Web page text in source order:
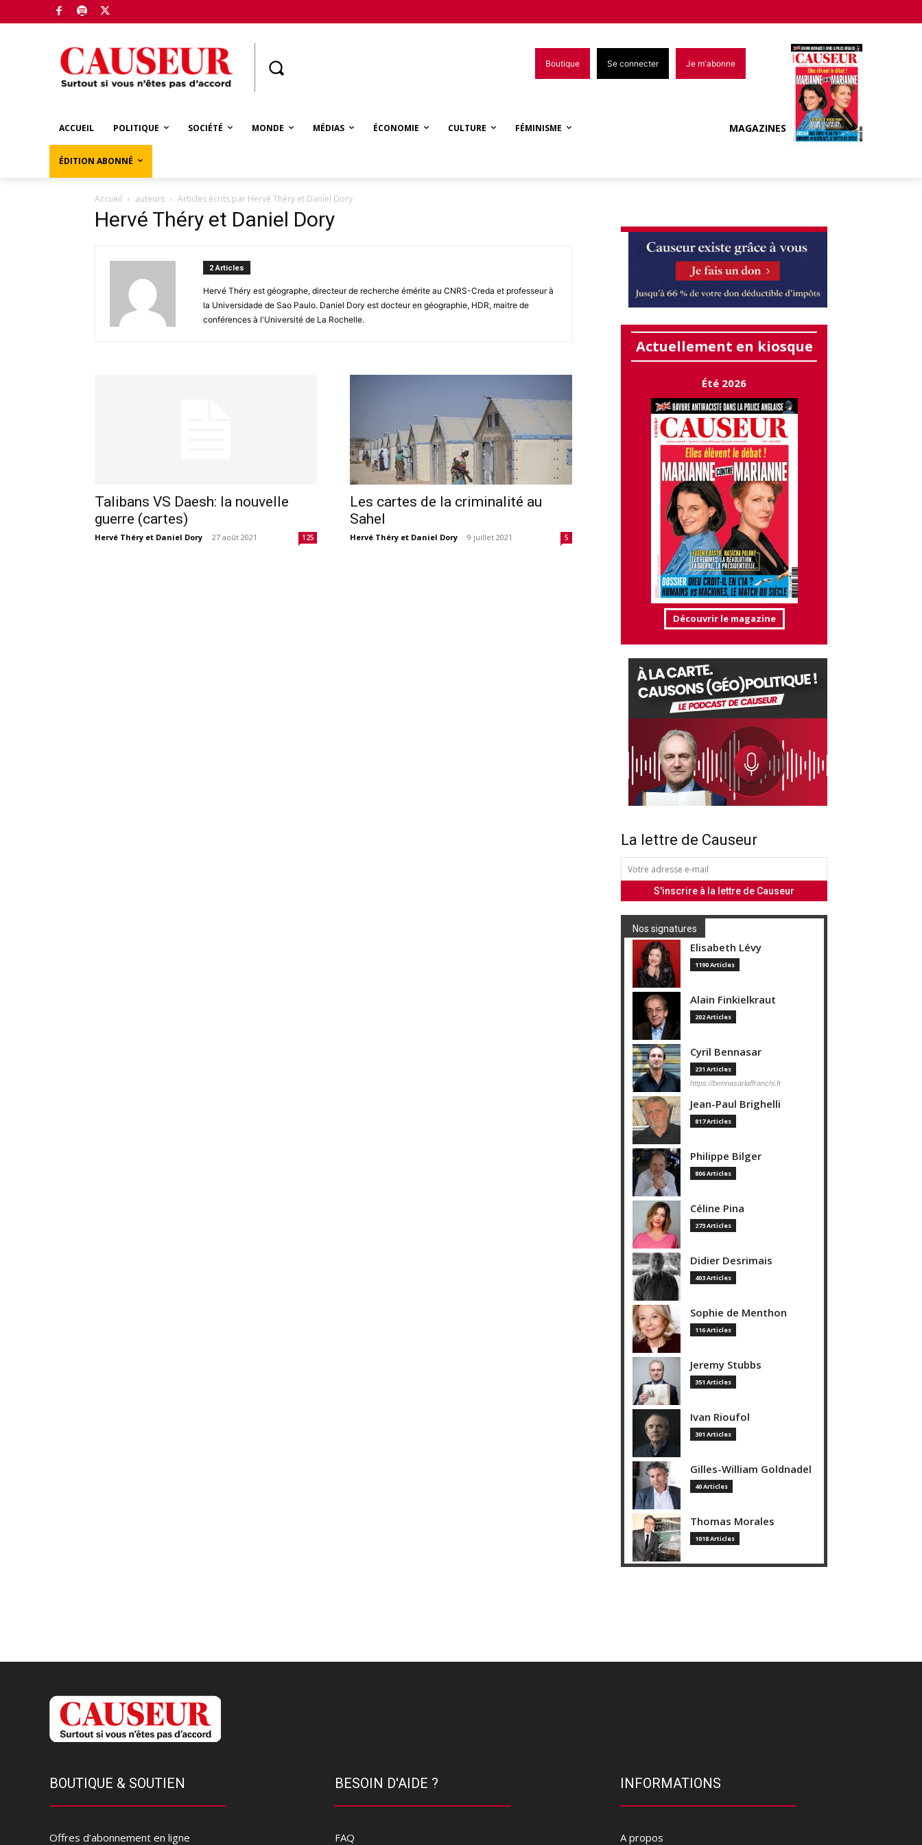
Boutique Se connecter Je m'abonne
ACCUEIL POLITIQUE SOCIÉTÉ MONDE MÉDIAS ÉCONOMIE CULTURE FÉMINISME
ÉDITION ABONNÉ
MAGAZINES
Accueil auteurs Articles écrits par Hervé Théry et Daniel Dory
Hervé Théry et Daniel Dory
2 Articles
Hervé Théry est géographe, directeur de recherche émérite au CNRS-Creda et professeur à
la Universidade de Sao Paulo. Daniel Dory est docteur en géographie, HDR, maitre de
conférences à l'Université de La Rochelle.
Talibans VS Daesh: la nouvelle
guerre (cartes)
Hervé Théry et Daniel Dory - 27 août 2021 125
Les cartes de la criminalité au
Sahel
Hervé Théry et Daniel Dory - 9 juillet 2021 5
Actuellement en kiosque
Été 2026
Découvrir le magazine
La lettre de Causeur
Nos signatures
Elisabeth Lévy
1190 Articles
Alain Finkielkraut
202 Articles
Cyril Bennasar
231 Articles
https://bennasarlaffranchi.fr
Jean-Paul Brighelli
817 Articles
Philippe Bilger
806 Articles
Céline Pina
273 Articles
Didier Desrimais
403 Articles
Sophie de Menthon
116 Articles
Jeremy Stubbs
351 Articles
Ivan Rioufol
301 Articles
Gilles-William Goldnadel
40 Articles
Thomas Morales
1018 Articles
BOUTIQUE & SOUTIEN
Offres d’abonnement en ligne
BESOIN D'AIDE ?
FAQ
INFORMATIONS
A propos